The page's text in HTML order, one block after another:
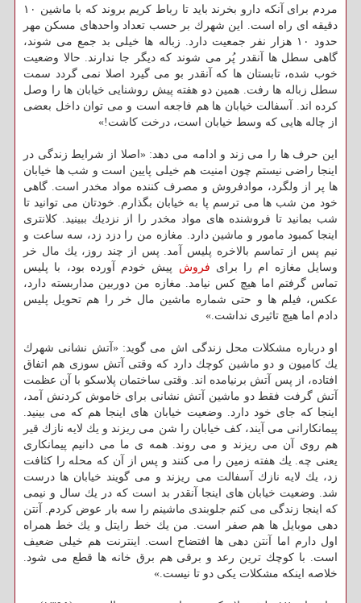
مردم برای آنكه دارو بخرند باید تا رباط كریم بروند كه با ماشین ۱۰
دقیقه ای راه است. این شهرك بر حسب تعداد واحدهای مسكن مهر
حدود ۱۰ هزار نفر جمعیت دارد. زباله ها خیلی بد جمع می شوند،
گاهی سطل ها آنقدر پُر می شوند كه دیگر جا ندارند. حالا وضعیت
خوب شده، تابستان ها كه آنقدر بو می گیرد اصلا نمی گردد سمت
سطل زباله ها رفت. همین دو هفته پیش روشنایی خیابان ها را وصل
كرده اند. آسفالت خیابان ها هم فاجعه است و می توان داخل بعضی
از چاله هایی كه وسط خیابان است، درخت كاشت!»
این حرف ها را می زند و ادامه می دهد: «اصلا از شرایط زندگی در
اینجا راضی نیستم چون امنیت هم خیلی پایین است و شب ها خیابان
ها پر از ولگرد، موادفروش و مصرف كننده مواد مخدر است. گاهی
خود من شب ها می ترسم پا به خیابان بگذارم. خودتان می توانید تا
شب بمانید تا فروشنده های مواد مخدر را از نزدیك ببینید. كلانتری
اینجا كمبود مامور و ماشین دارد. مغازه من را دزد زد، سه ساعت و
نیم پس از تماسم بالاخره پلیس آمد. پس از چند روز، یك مال خر
وسایل مغازه ام را برای فروش پیش خودم آورده بود، با پلیس
تماس گرفتم اما هیچ كس نیامد. مغازه من دوربین مداربسته دارد،
عكس، فیلم ها و حتی شماره ماشین مال خر را هم تحویل پلیس
دادم اما هیچ تاثیری نداشت.»
او درباره مشكلات محل زندگی اش می گوید: «آتش نشانی شهرك
یك كامیون و دو ماشین كوچك دارد كه وقتی آتش سوزی هم اتفاق
افتاده، از پس آتش برنیامده اند. وقتی ساختمان پلاسكو با آن عظمت
آتش گرفت فقط دو ماشین آتش نشانی برای خاموش كردنش آمد،
اینجا كه جای خود دارد. وضعیت خیابان های اینجا هم كه می بینید.
پیمانكارانی می آیند، كف خیابان را شن می ریزند و یك لایه نازك قیر
هم روی آن می ریزند و می روند. همه ی ما می دانیم پیمانكاری
یعنی چه. یك هفته زمین را می كنند و پس از آن كه محله را كثافت
زد، یك لایه نازك آسفالت می ریزند و می گویند خیابان ها درست
شد. وضعیت خیابان های اینجا آنقدر بد است كه در یك سال و نیمی
كه اینجا زندگی می كنم جلوبندی ماشینم را سه بار عوض كردم. آنتن
دهی موبایل ها هم صفر است. من یك خط رایتل و یك خط همراه
اول دارم اما آنتن دهی ها افتضاح است. اینترنت هم خیلی ضعیف
است. با كوچك ترین رعد و برقی هم برق خانه ها قطع می شود.
خلاصه اینكه مشكلات یكی دو تا نیست.»